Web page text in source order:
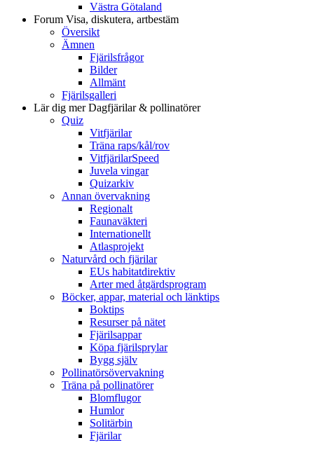
Västra Götaland
Forum Visa, diskutera, artbestäm
Översikt
Ämnen
Fjärilsfrågor
Bilder
Allmänt
Fjärilsgalleri
Lär dig merDagfjärilar & pollinatörer
Quiz
Vitfjärilar
Träna raps/kål/rov
VitfjärilarSpeed
Juvela vingar
Quizarkiv
Annan övervakning
Regionalt
Faunaväkteri
Internationellt
Atlasprojekt
Naturvård och fjärilar
EUs habitatdirektiv
Arter med åtgärdsprogram
Böcker, appar, material och länktips
Boktips
Resurser på nätet
Fjärilsappar
Köpa fjärilsprylar
Bygg själv
Pollinatörsövervakning
Träna på pollinatörer
Blomflugor
Humlor
Solitärbin
Fjärilar